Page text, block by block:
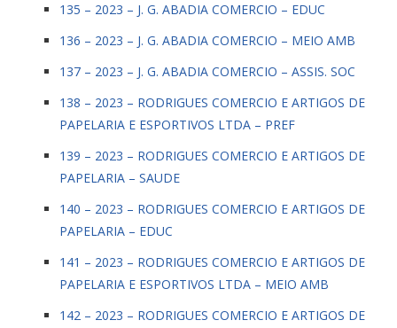
135 – 2023 – J. G. ABADIA COMERCIO – EDUC
136 – 2023 – J. G. ABADIA COMERCIO – MEIO AMB
137 – 2023 – J. G. ABADIA COMERCIO – ASSIS. SOC
138 – 2023 – RODRIGUES COMERCIO E ARTIGOS DE
PAPELARIA E ESPORTIVOS LTDA – PREF
139 – 2023 – RODRIGUES COMERCIO E ARTIGOS DE
PAPELARIA – SAUDE
140 – 2023 – RODRIGUES COMERCIO E ARTIGOS DE
PAPELARIA – EDUC
141 – 2023 – RODRIGUES COMERCIO E ARTIGOS DE
PAPELARIA E ESPORTIVOS LTDA – MEIO AMB
142 – 2023 – RODRIGUES COMERCIO E ARTIGOS DE